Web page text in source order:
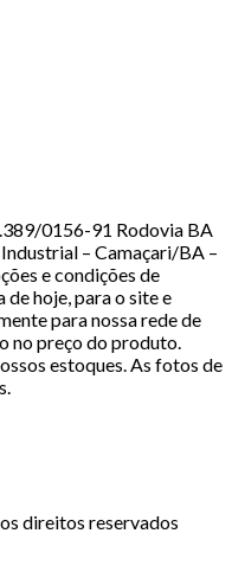
0156-91 Rodovia BA
– Camaçari/BA –
e condições de
hoje, para o site e
para nossa rede de
no preço do produto.
estoques. As fotos de
direitos reservados